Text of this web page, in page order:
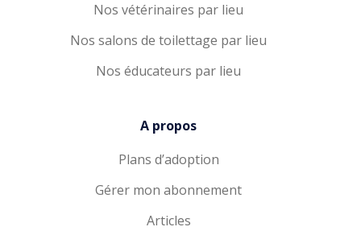
Nos vétérinaires par lieu
Nos salons de toilettage par lieu
Nos éducateurs par lieu
A propos
Plans d’adoption
Gérer mon abonnement
Articles